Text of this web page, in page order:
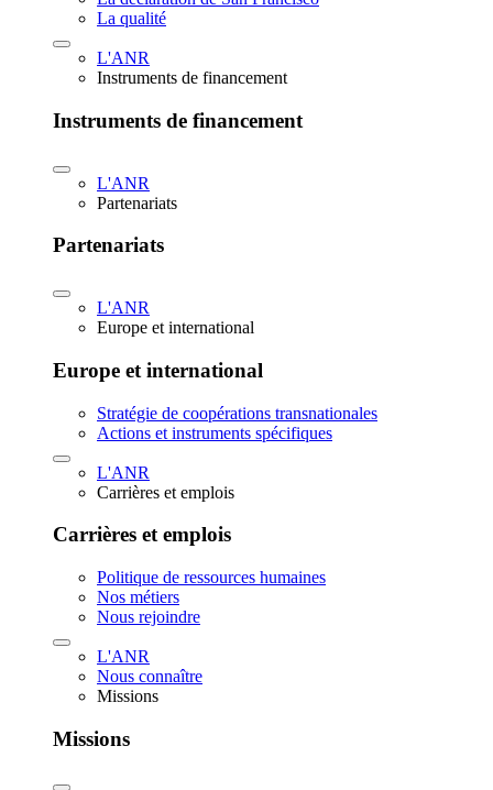
La qualité
L'ANR
Instruments de financement
Instruments de financement
L'ANR
Partenariats
Partenariats
L'ANR
Europe et international
Europe et international
Stratégie de coopérations transnationales
Actions et instruments spécifiques
L'ANR
Carrières et emplois
Carrières et emplois
Politique de ressources humaines
Nos métiers
Nous rejoindre
L'ANR
Nous connaître
Missions
Missions